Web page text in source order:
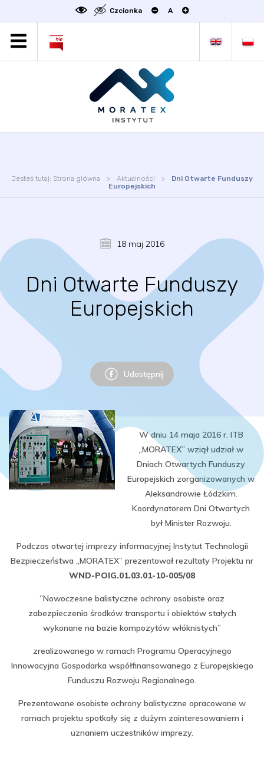
Czcionka A
SCIENCE4BUSINESS
Jesteś tutaj: Strona główna Aktualności
Dni Otwarte Funduszy
Europejskich
18 maj 2016
Dni Otwarte Funduszy
Europejskich
Udostępnij
W dniu 14 maja 2016 r. ITB
„MORATEX” wziął udział w
Dniach Otwartych Funduszy
Europejskich zorganizowanych w
Aleksandrowie Łódzkim.
Koordynatorem Dni Otwartych
był Minister Rozwoju.
Podczas otwartej imprezy informacyjnej Instytut Technologii
Bezpieczeństwa „MORATEX” prezentował rezultaty Projektu nr
WND-POIG.01.03.01-10-005/08
”Nowoczesne balistyczne ochrony osobiste oraz
zabezpieczenia środków transportu i obiektów stałych
wykonane na bazie kompozytów włóknistych”
zrealizowanego w ramach Programu Operacyjnego
Innowacyjna Gospodarka współfinansowanego z Europejskiego
Funduszu Rozwoju Regionalnego.
Prezentowane osobiste ochrony balistyczne opracowane w
ramach projektu spotkały się z dużym zainteresowaniem i
uznaniem uczestników imprezy.